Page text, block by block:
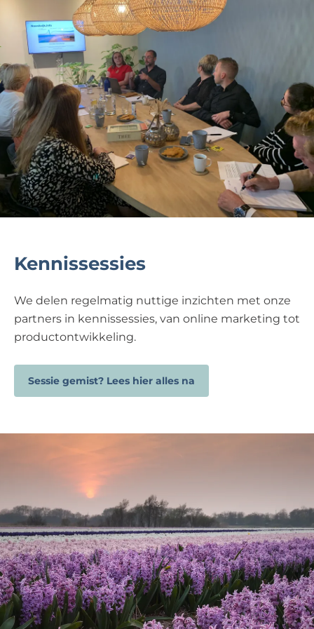
Kennissessies
We delen regelmatig nuttige inzichten met onze
partners in kennissessies, van online marketing tot
productontwikkeling.
Sessie gemist? Lees hier alles na